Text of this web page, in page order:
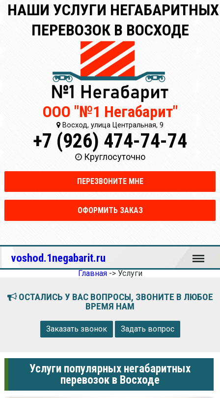
НАШИ УСЛУГИ НЕГАБАРИТНЫХ
ПЕРЕВОЗОК В ВОСХОДЕ
ООО "№1 Негабарит"
Восход, улица Центральная, 9
+7 (926) 474-74-74
Круглосуточно
ПЕРЕЗВОНИТЕ МНЕ
ОФОРМИТЬ ЗАКАЗ
voshod.1negabarit.ru Меню
Главная-> Услуги
ОСТАЛИСЬ У ВАС ВОПРОСЫ, ЗВОНИТЕ В ЛЮБОЕ
ВРЕМЯ НАМ
Заказать звонок Задать вопрос
Услуги популярных негабаритных
перевозок в Восходе